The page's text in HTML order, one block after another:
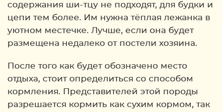
содержания ши-тцу не подходят, для будки и
цепи тем более. Им нужна тёплая лежанка в
уютном местечке. Лучше, если она будет
размещена недалеко от постели хозяина.
После того как будет обозначено место
отдыха, стоит определиться со способом
кормления. Представителей этой породы
разрешается кормить как сухим кормом, так